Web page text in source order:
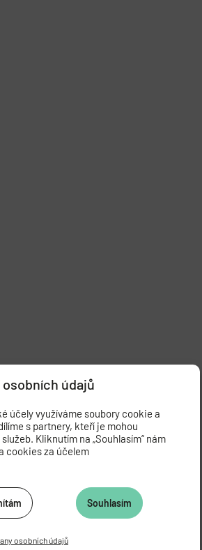
údajů
účely využíváme soubory cookie a
s partnery, kteří je mohou
Kliknutím na „Souhlasím“ nám
cookies za účelem
Souhlasím
osobních údajů